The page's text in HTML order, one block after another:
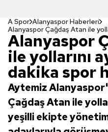
A Spor Alanyaspor Haberleri
Alanyaspor
ile yollarını
dakika spor
Aytemiz
Çağdaş Atan ile
yeşilli ekipte